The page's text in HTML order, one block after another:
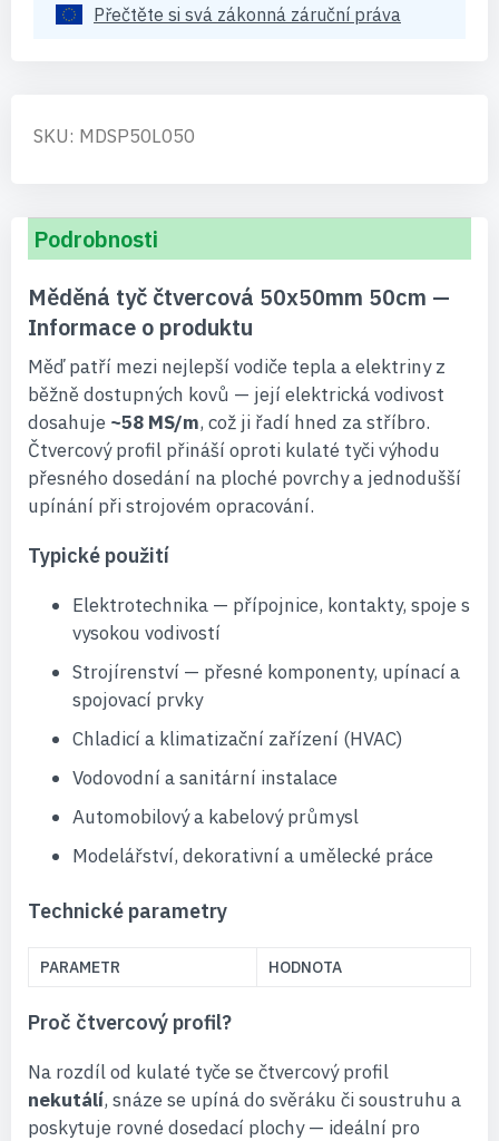
Přečtěte si svá zákonná záruční práva
SKU: MDSP50L050
Podrobnosti
Měděná tyč čtvercová 50x50mm 50cm —
Informace o produktu
Měď patří mezi nejlepší vodiče tepla a elektriny z
běžně dostupných kovů — její elektrická vodivost
dosahuje ~58 MS/m, což ji řadí hned za stříbro.
Čtvercový profil přináší oproti kulaté tyči výhodu
přesného dosedání na ploché povrchy a jednodušší
upínání při strojovém opracování.
Typické použití
Elektrotechnika — přípojnice, kontakty, spoje s
vysokou vodivostí
Strojírenství — přesné komponenty, upínací a
spojovací prvky
Chladicí a klimatizační zařízení (HVAC)
Vodovodní a sanitární instalace
Automobilový a kabelový průmysl
Modelářství, dekorativní a umělecké práce
Technické parametry
PARAMETR HODNOTA
Proč čtvercový profil?
Na rozdíl od kulaté tyče se čtvercový profil
nekutálí, snáze se upíná do svěráku či soustruhu a
poskytuje rovné dosedací plochy — ideální pro